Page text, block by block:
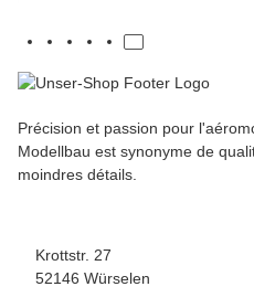
Précision et passion pour
Modellbau est synonyme de
moindres détails.
Krottstr. 27
52146 Würselen